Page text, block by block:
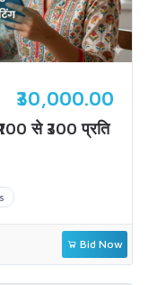
₹30,000.00
से ₹300 प्रति
Bid Now